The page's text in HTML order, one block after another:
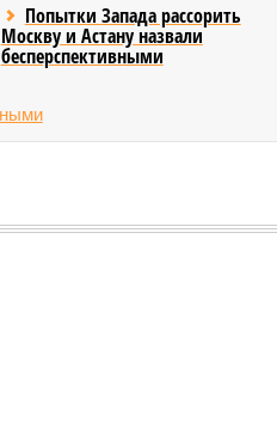
Попытки Запада рассорить
Москву и Астану назвали
бесперспективными